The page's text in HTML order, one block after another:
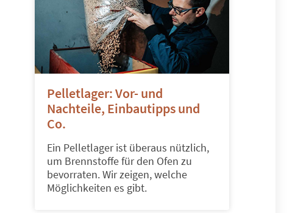
Pelletlager: Vor- und
Nachteile, Einbautipps und
Co.
Ein Pelletlager ist überaus nützlich,
um Brennstoffe für den Ofen zu
bevorraten. Wir zeigen, welche
Möglichkeiten es gibt.